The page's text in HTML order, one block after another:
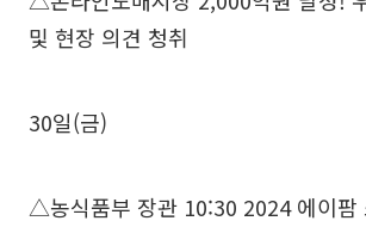
및 현장 의견 청취
30일(금)
△농식품부 장관 10:30 2024 에이팜